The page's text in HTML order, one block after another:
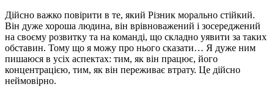
Дійсно важко повірити в те, який Різник морально стійкий.
Він дуже хороша людина, він врівноважений і зосереджений
на своєму розвитку та на команді, що складно уявити за таких
обставин. Тому що я можу про нього сказати… Я дуже ним
пишаюся в усіх аспектах: тим, як він працює, його
концентрацією, тим, як він переживає втрату. Це дійсно
неймовірно.